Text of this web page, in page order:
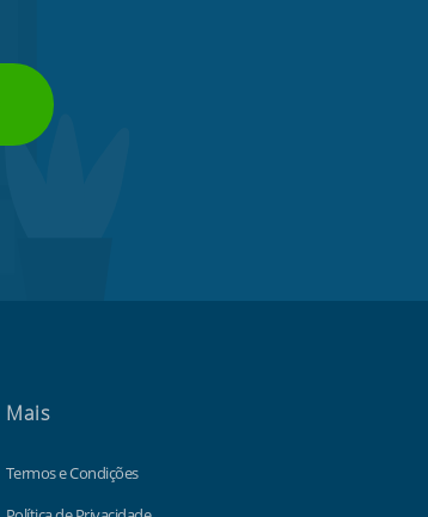
Mais
Termos e Condições